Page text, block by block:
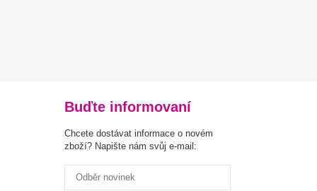
Buďte informovaní
Chcete dostávat informace o novém
zboží? Napište nám svůj e-mail: